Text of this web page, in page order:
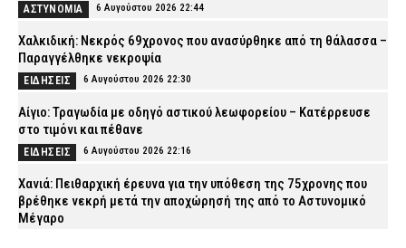
ΑΣΤΥΝΟΜΙΑ 6 Αυγούστου 2026 22:44
Χαλκιδική: Νεκρός 69χρονος που ανασύρθηκε από τη θάλασσα –
Παραγγέλθηκε νεκροψία
ΕΙΔΗΣΕΙΣ 6 Αυγούστου 2026 22:30
Αίγιο: Τραγωδία με οδηγό αστικού λεωφορείου – Κατέρρευσε
στο τιμόνι και πέθανε
ΕΙΔΗΣΕΙΣ 6 Αυγούστου 2026 22:16
Χανιά: Πειθαρχική έρευνα για την υπόθεση της 75χρονης που
βρέθηκε νεκρή μετά την αποχώρησή της από το Αστυνομικό
Μέγαρο